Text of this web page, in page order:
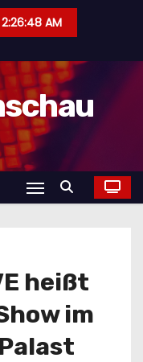
2:26:49 AM
heißt
im